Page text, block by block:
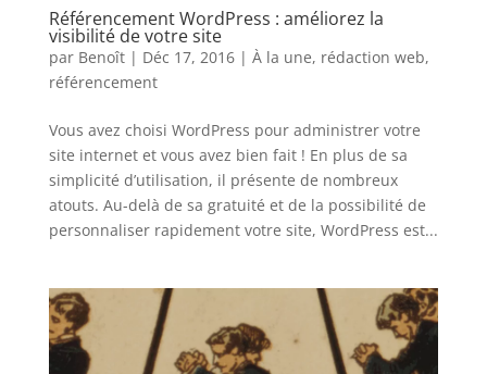
Référencement WordPress : améliorez la
visibilité de votre site
par Benoît| Déc 17, 2016| À la une, rédaction web,
référencement
Vous avez choisi WordPress pour administrer votre
site internet et vous avez bien fait ! En plus de sa
simplicité d’utilisation, il présente de nombreux
atouts. Au-delà de sa gratuité et de la possibilité de
personnaliser rapidement votre site, WordPress est...